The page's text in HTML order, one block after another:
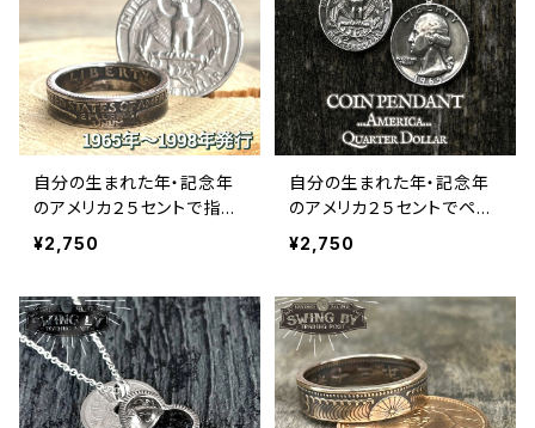
自分の生まれた年・記念年
のアメリカ２５セントで指輪
をお作りします
¥2,750
自分の生まれた年・記念年
のアメリカ２５セントでペン
ダントをお作りします
¥2,750